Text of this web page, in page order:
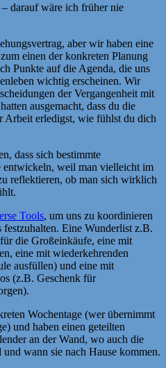
darauf wäre ich früher nie
aber wir haben eine
einen der konkreten Planung
Punkte auf die Agenda, die uns
wichtig erscheinen. Wir
der Vergangenheit mit
ausgemacht, dass du die
Arbeit erledigst, wie fühlst du dich
dass sich bestimmte
entwickeln, weil man vielleicht im
reflektieren, ob man sich wirklich
Tools, um uns zu koordinieren
Eine Wunderlist z.B.
die Großeinkäufe, eine mit
eine mit wiederkehrenden
ausfüllen) und eine mit
(z.B. Geschenk für
Wochentage (wer übernimmt
und haben einen geteilten
an der Wand, wo auch die
wann sie nach Hause kommen.